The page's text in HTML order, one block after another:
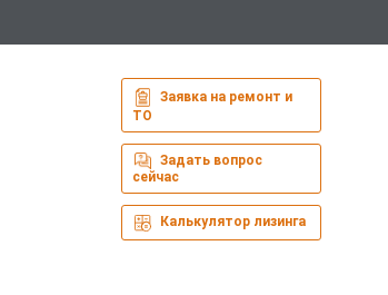
Заявка на ремонт и
ТО
Задать вопрос
сейчас
Калькулятор лизинга